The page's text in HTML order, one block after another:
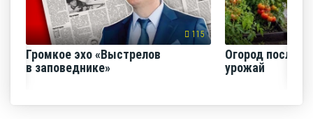
115
Громкое эхо «Выстрелов
в заповеднике»
Огород после
урожай